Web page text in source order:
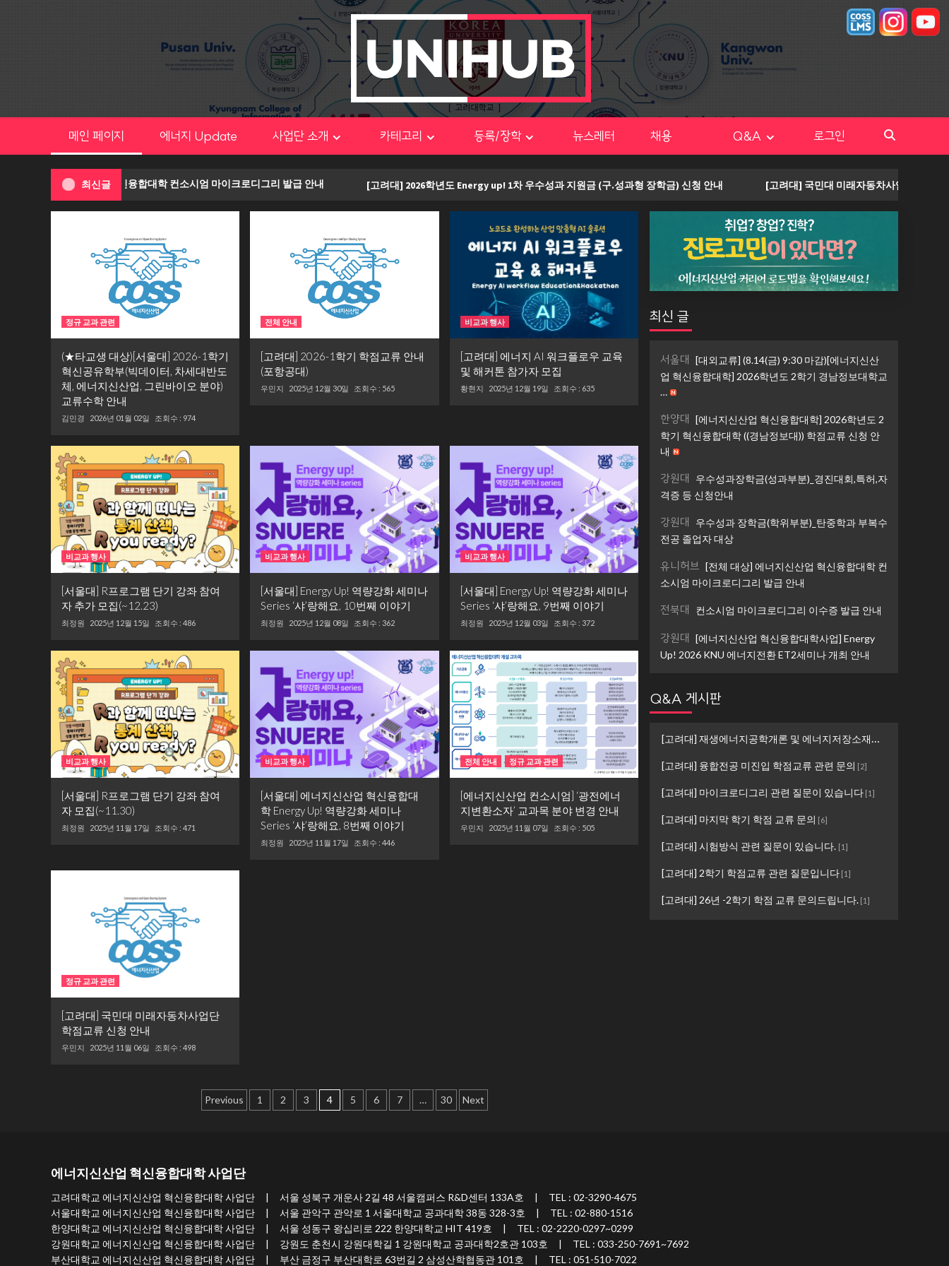
메인 페이지 에너지 Update 사업단 소개 카테고리 등록/장학 뉴스레터 채용 Q&A 로그인
최신글
] 에너지신산업 혁신융합대학 컨소시엄 마이크로디그리 발급 안내 [고려대] 2026학년도 Energy up! 1차 우수성과 지원금 (구.성과형 장학금) 신청 안내 [고려대] 국민대 미래자동차사업단 학점교류 신
정규 교과 관련
(★타교생 대상)[서울대] 2026-1학기
혁신공유학부(빅데이터, 차세대반도
체, 에너지신산업, 그린바이오 분야)
교류수학 안내
김민경 2026년 01월 02일 조회수 : 974
전체 안내
[고려대] 2026-1학기 학점교류 안내
(포항공대)
우민지 2025년 12월 30일 조회수 : 565
비교과 행사
[고려대] 에너지 AI 워크플로우 교육
및 해커톤 참가자 모집
황현지 2025년 12월 19일 조회수 : 635
비교과 행사
[서울대] R프로그램 단기 강좌 참여
자 추가 모집(~12.23)
최정원 2025년 12월 15일 조회수 : 486
비교과 행사
[서울대] Energy Up! 역량강화 세미나
Series ‘샤’랑해요, 10번째 이야기
최정원 2025년 12월 08일 조회수 : 362
비교과 행사
[서울대] Energy Up! 역량강화 세미나
Series ‘샤’랑해요, 9번째 이야기
최정원 2025년 12월 03일 조회수 : 372
비교과 행사
[서울대] R프로그램 단기 강좌 참여
자 모집(~11.30)
최정원 2025년 11월 17일 조회수 : 471
비교과 행사
[서울대] 에너지신산업 혁신융합대
학 Energy Up! 역량강화 세미나
Series ‘샤’랑해요, 8번째 이야기
최정원 2025년 11월 17일 조회수 : 446
전체 안내 정규 교과 관련
[에너지신산업 컨소시엄] ‘광전에너
지변환소자’ 교과목 분야 변경 안내
우민지 2025년 11월 07일 조회수 : 505
정규 교과 관련
[고려대] 국민대 미래자동차사업단
학점교류 신청 안내
우민지 2025년 11월 06일 조회수 : 498
글
게
이
션
Previous 1 2 3 4 5 6 7 … 30 Next
최신 글
서울대
[대외교류] (8.14(금) 9:30 마감)[에너지신산
업 혁신융합대학] 2026학년도 2학기 경남정보대학교
…
한양대
[에너지신산업 혁신융합대학] 2026학년도 2
학기 혁신융합대학 ((경남정보대)) 학점교류 신청 안
내
강원대
우수성과장학금(성과부분)_경진대회,특허,자
격증 등 신청안내
강원대
우수성과 장학금(학위부분)_탄중학과 부복수
전공 졸업자 대상
유니허브 [전체 대상] 에너지신산업 혁신융합대학 컨
소시엄 마이크로디그리 발급 안내
전북대 컨소시엄 마이크로디그리 이수증 발급 안내
강원대
[에너지신산업 혁신융합대학사업] Energy
Up! 2026 KNU 에너지전환 ET2세미나 개최 안내
Q&A 게시판
[고려대] 재생에너지공학개론 및 에너지저장소재설계 ...
[고려대] 융합전공 미진입 학점교류 관련 문의 [2]
[고려대] 마이크로디그리 관련 질문이 있습니다[1]
[고려대] 마지막 학기 학점 교류 문의 [6]
[고려대] 시험방식 관련 질문이 있습니다. [1]
[고려대] 2학기 학점교류 관련 질문입니다[1]
[고려대] 26년 -2학기 학점 교류 문의드립니다.[1]
에너지신산업 혁신융합대학 사업단
고려대학교 에너지신산업 혁신융합대학 사업단 | 서울 성북구 개운사 2길 48 서울캠퍼스 R&D센터 133A호 | TEL : 02-3290-4675
서울대학교 에너지신산업 혁신융합대학 사업단 | 서울 관악구 관악로 1 서울대학교 공과대학 38동 328-3호 | TEL : 02-880-1516
한양대학교 에너지신산업 혁신융합대학 사업단 | 서울 성동구 왕십리로 222 한양대학교 HIT 419호 | TEL : 02-2220-0297~0299
강원대학교 에너지신산업 혁신융합대학 사업단 | 강원도 춘천시 강원대학길 1 강원대학교 공과대학2호관 103호 | TEL : 033-250-7691~7692
부산대학교 에너지신산업 혁신융합대학 사업단 | 부산 금정구 부산대학로 63번길 2 삼성산학협동관 101호 | TEL : 051-510-7022